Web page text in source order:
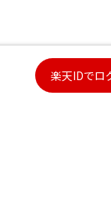
楽天IDでロ